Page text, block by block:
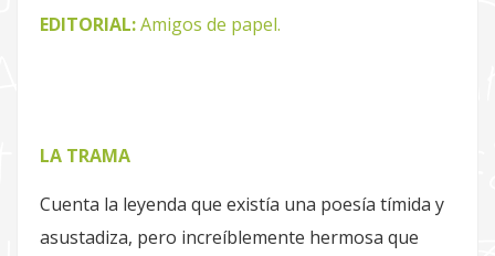
EDITORIAL:Amigos de papel.
LA TRAMA
Cuenta la leyenda que existía una poesía tímida y
asustadiza, pero increíblemente hermosa que